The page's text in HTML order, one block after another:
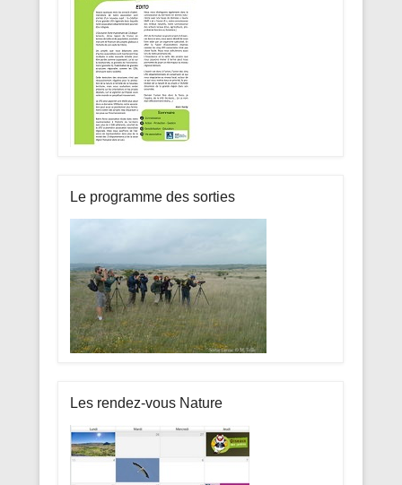
Le programme des sorties
Les rendez-vous Nature